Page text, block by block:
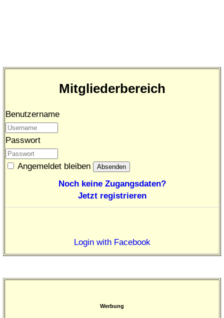
Mitgliederbereich
Benutzername
Passwort
Angemeldet bleiben
Noch keine Zugangsdaten?
Jetzt registrieren
Login with Facebook
Werbung